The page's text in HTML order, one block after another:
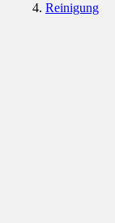
Reinigung